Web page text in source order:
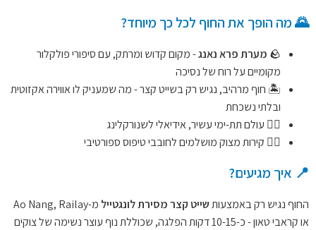
🌄 מה הופך את החוף לכל כך מיוחד?
🪨 מערת פרא נאנג- מקום קדוש ומרתק, עם סיפורי פולקלור
מקומיים על רוח של נסיכה
🏝️ חוף מרהיב, נגיש רק בשייט קצר - מה שמעניק לו אווירה אקזוטית
ובלתי נשכחת
🧜‍♂️ עולם תת-ימי עשיר, אידיאלי לשנורקלינג
🧗‍♀️ קירות מצוק מושלמים לחובבי טיפוס ספורטיבי
📍 איך מגיעים?
החוף נגיש רק באמצעותשייט קצר מסירת לונגטייל
מ-Ao Nang, Railay
או קראבי טאון - כ-10-15 דקות הפלגה, שכוללת נוף עוצר נשימה של צוקים